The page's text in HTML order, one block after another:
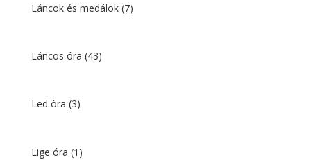
Láncok és medálok (7)
Láncos óra (43)
Led óra (3)
Lige óra (1)